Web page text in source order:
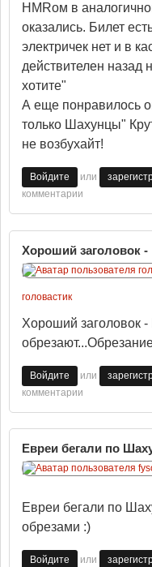
HMRом в
оказались. Билет
электричек нет и в
действителен назад
хотите"
А еще понравилось
только Шахунцы"
не возбухайт!
Войдите или
комментарии
Хороший заголовок -
головастик
Хороший заголовок
Войдите или
комментарии
Евреи бегали по
Евреи бегали по
обрезами :)
Войдите или